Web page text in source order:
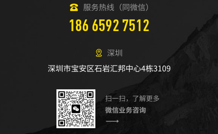
服务热线（同微信）
186 6592 7512
深圳
深圳市宝安区石岩汇邦中心4栋3109
扫一扫，了解更多
微信业务咨询